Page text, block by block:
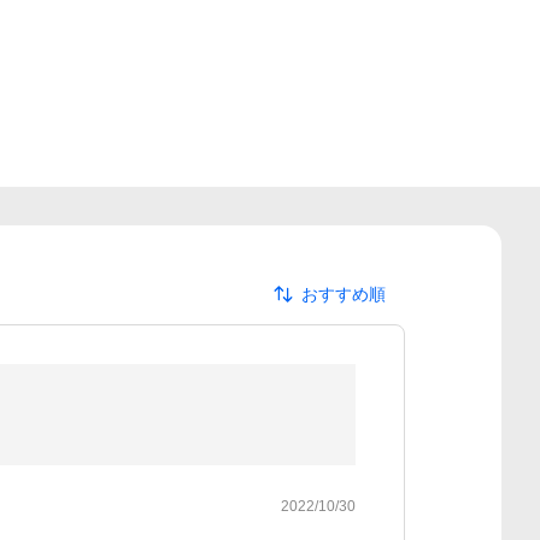
おすすめ順
2022/10/30